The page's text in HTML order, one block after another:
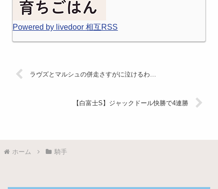
Powered by livedoor 相互RSS
ラヴズとマルシュの併走さすがに泣けるわ…
【白富士S】ジャックドール快勝で4連勝
ホーム 騎手